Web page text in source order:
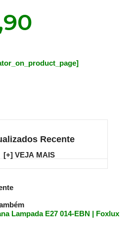
Recente
[+] VEJA MAIS
Lampada E27 014-EBN | Foxlux